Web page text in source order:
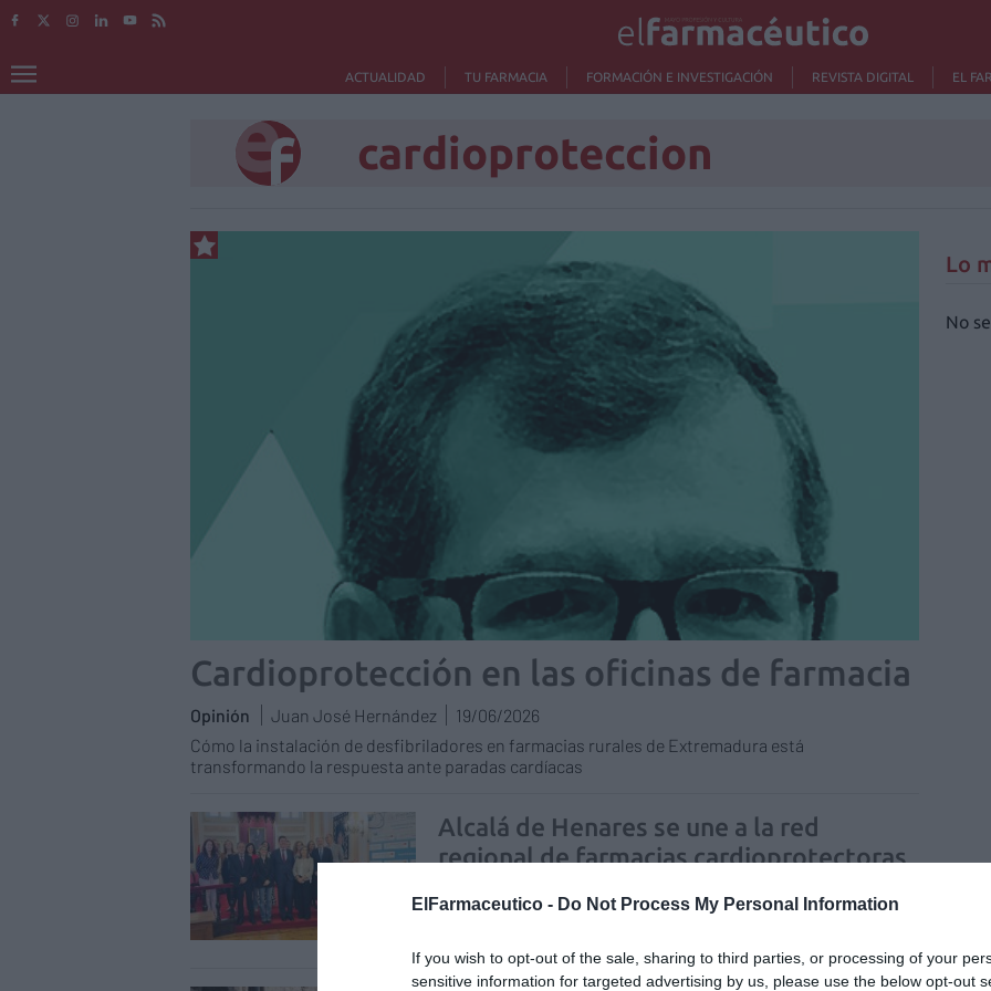
ElFarmaceutico - Do Not Process My Personal Information
If you wish to opt-out of the sale, sharing to third parties, or processing of your
sensitive information for targeted advertising by us, please use the below opt-out
ACTUALIDAD TU FARMACIA FORMACIÓN E INVESTIGACIÓN REVISTA DIGITAL EL
cardioproteccion
Cardioprotección en las oficinas de farmacia
Opinión Juan José Hernández
19/06/2026
Cómo la instalación de desfibriladores en farmacias rurales de Extremadura está
transformando la respuesta ante paradas cardíacas
Alcalá de Henares se une a la red
regional de farmacias cardioprotectoras
Noticias y novedades Redacción 09/10/2024
Lo
No